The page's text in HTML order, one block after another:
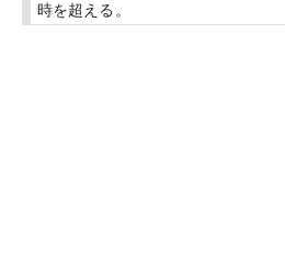
時を超える。